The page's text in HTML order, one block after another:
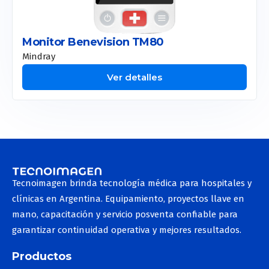
Red Touch Pro
Again Pro
Tetra Pro
Motus AX
Etherea
Plexr
New Doublo 2.0
Detectores digitales Vet
Tomógrafos Vet
Ecógrafos Vet
Monitor Benevision TM80
Mindray
Ver detalles
Tecnoimagen brinda tecnología médica para hospitales y
clínicas en Argentina. Equipamiento, proyectos llave en
mano, capacitación y servicio posventa confiable para
garantizar continuidad operativa y mejores resultados.
Productos